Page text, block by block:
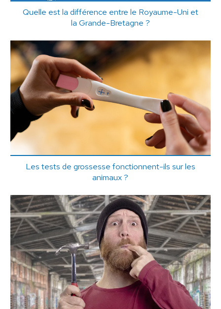
Quelle est la différence entre le Royaume-Uni et
la Grande-Bretagne ?
Les tests de grossesse fonctionnent-ils sur les
animaux ?